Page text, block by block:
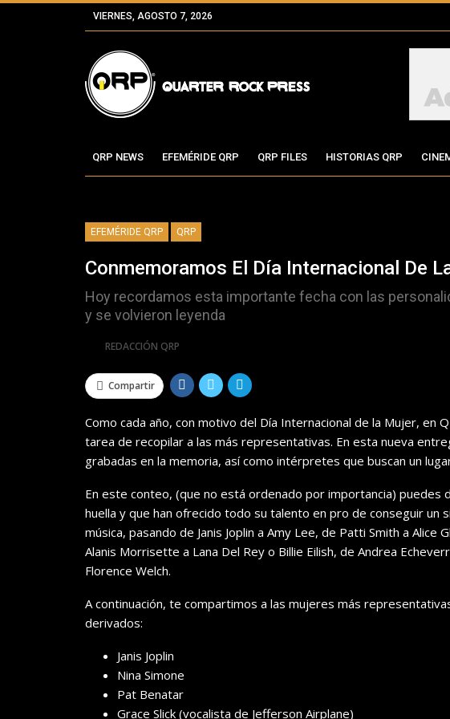
VIERNES, AGOSTO 7, 2026
QRP NEWS EFEMÉRIDE QRP QRP FILES HISTORIAS QRP
EFEMÉRIDE QRP QRP
Conmemoramos El Día Internacional De
Hoy recordamos esta importante fecha con las
y se volvieron leyenda
REDACCIÓN QRP
Compartir
Como cada año, con motivo del Día Internacional de la Mujer, en
tarea de recopilar a las más representativas. En esta nueva
grabadas en la memoria, así como intérpretes que buscan un
En este conteo, (que no está ordenado por importancia) puedes
huella y que han ofrecido todo su talento en pro de conseguir un
música, pasando de Janis Joplin a Amy Lee, de Patti Smith a Alice
Alanis Morrisette a Lana Del Rey o Billie Eilish, de Andrea
Florence Welch.
A continuación, te compartimos a las mujeres más
derivados:
Janis Joplin
Nina Simone
Pat Benatar
Grace Slick (vocalista de Jefferson Airplane)